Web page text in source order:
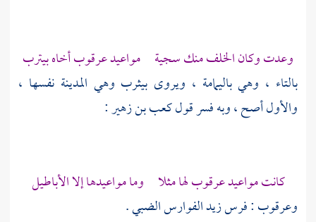
وعدت وكان الخلف منك سجية مواعيدعرقوبأخاهبيترب
بالتاء ، وهيباليمامة ، ويروى بيثرب وهي المدينة نفسها ،
والأول أصح ، وبه فسر قولكعب بن زهير:
كانت مواعيدعرقوبلها مثلا وما مواعيدها إلا الأباطيل
وعرقوب : فرسزيد الفوارس الضبي.